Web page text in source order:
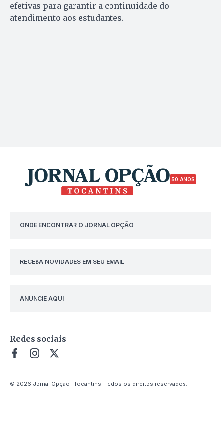
efetivas para garantir a continuidade do
atendimento aos estudantes.
50 ANOS
ONDE ENCONTRAR O JORNAL OPÇÃO
RECEBA NOVIDADES EM SEU EMAIL
ANUNCIE AQUI
Redes sociais
© 2026 Jornal Opção | Tocantins. Todos os direitos reservados.